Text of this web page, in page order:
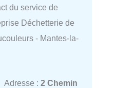
du service de
Déchetterie de
- Mantes-la-
Adresse : 2 Chemin